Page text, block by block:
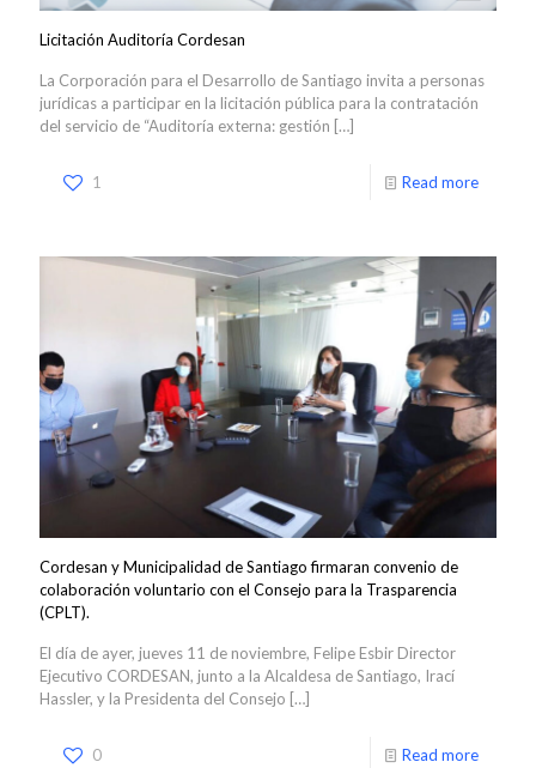
Licitación Auditoría Cordesan
La Corporación para el Desarrollo de Santiago invita a personas
jurídicas a participar en la licitación pública para la contratación
del servicio de “Auditoría externa: gestión […]
1 Read more
Cordesan y Municipalidad de Santiago firmaran convenio de
colaboración voluntario con el Consejo para la Trasparencia
(CPLT).
El día de ayer, jueves 11 de noviembre, Felipe Esbir Director
Ejecutivo CORDESAN, junto a la Alcaldesa de Santiago, Irací
Hassler, y la Presidenta del Consejo […]
0 Read more